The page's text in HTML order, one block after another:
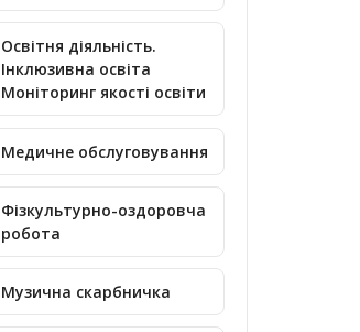
Освітня діяльність.
Інклюзивна освіта
Моніторинг якості освіти
Медичне обслуговування
Фізкультурно-оздоровча
робота
Музична скарбничка